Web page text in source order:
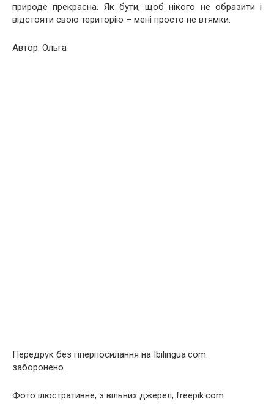
природе прекрасна. Як бути, щоб нікого не образити і
відстояти свою територію – мені просто не втямки.
Автор: Ольга
Передрук без гіперпосилання на Ibilingua.com.
заборонено.
Фото ілюстративне, з вільних джерел, freepik.com